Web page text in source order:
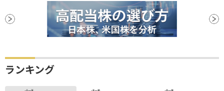
ランキング